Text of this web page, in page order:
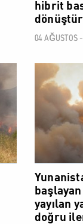
hibrit
04 AĞUSTOS
yayılan
doğru